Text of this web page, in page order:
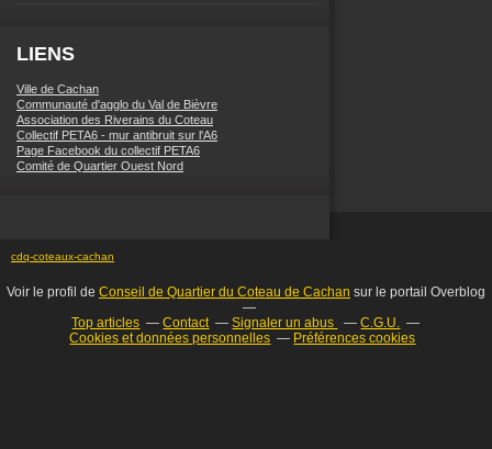
LIENS
Ville de Cachan
Communauté d'agglo du Val de Bièvre
Association des Riverains du Coteau
Collectif PETA6 - mur antibruit sur l'A6
Page Facebook du collectif PETA6
Comité de Quartier Ouest Nord
cdq-coteaux-cachan
Voir le profil de Conseil de Quartier du Coteau de Cachan sur le portail Overblog
Top articles
Contact Signaler un abus
C.G.U.
Cookies et données personnelles
Préférences cookies